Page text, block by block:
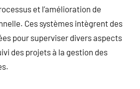
et l’amélioration de
Ces systèmes intègrent des
pour superviser divers aspects
des projets à la gestion des